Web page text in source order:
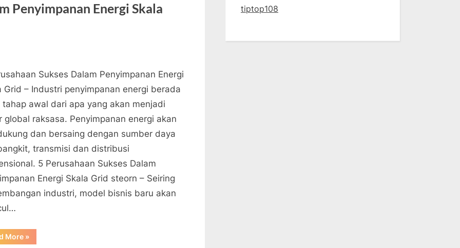
Penyimpanan Energi Skala
Sukses Dalam Penyimpanan Energi
Grid – Industri penyimpanan energi berada
tahap awal dari apa yang akan menjadi
global raksasa. Penyimpanan energi akan
dan bersaing dengan sumber daya
transmisi dan distribusi
5 Perusahaan Sukses Dalam
Energi Skala Grid steorn – Seiring
industri, model bisnis baru akan
More“5
Perusahaan
»
tiptop108